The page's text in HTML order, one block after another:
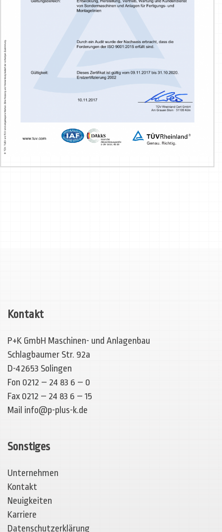
Kontakt
P+K GmbH Maschinen- und Anlagenbau
Schlagbaumer Str. 92a
D-42653 Solingen
Fon 0212 – 24 83 6 – 0
Fax 0212 – 24 83 6 – 15
Mail info@p-plus-k.de
Sonstiges
Unternehmen
Kontakt
Neuigkeiten
Karriere
Datenschutzerklärung